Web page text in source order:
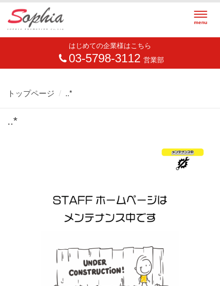
menu
はじめての企業様はこちら
03-5798-3112 営業部
トップページ ..*
..*